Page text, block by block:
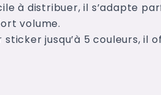
à distribuer, il s’adapte
volume.
sticker jusqu’à 5 couleurs,